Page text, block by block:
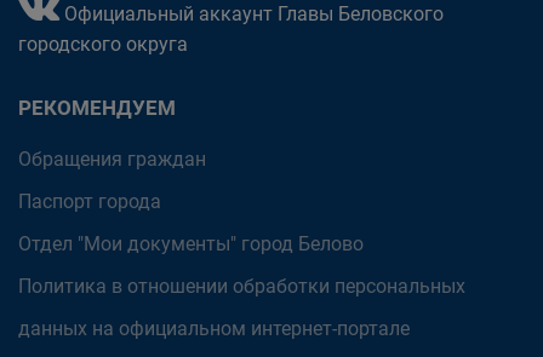
Официальный аккаунт Главы Беловского
городского округа
РЕКОМЕНДУЕМ
Обращения граждан
Паспорт города
Отдел "Мои документы" город Белово
Политика в отношении обработки персональных
данных на официальном интернет-портале